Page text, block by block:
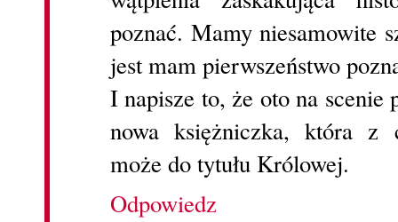
poznać. Mamy niesamowite
jest mam pierwszeństwo
I napisze to, że oto na scenie
nowa księżniczka, która z
może do tytułu Królowej.
Odpowiedz